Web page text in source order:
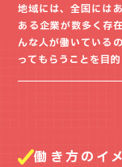
地域には、全国には
ある企業が数多く存
んな人が働いている
ってもらうことを目的
働き方のイ